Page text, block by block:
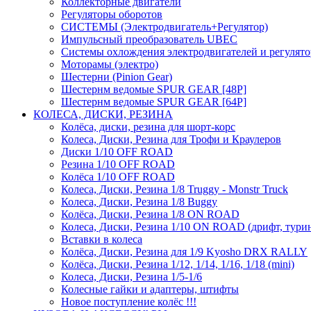
Регуляторы оборотов
СИСТЕМЫ (Электродвигатель+Регулятор)
Импульсный преобразователь UBEC
Системы охлождения электродвигателей и
Моторамы (электро)
Шестерни (Pinion Gear)
Шестернм ведомые SPUR GEAR [48P]
Шестернм ведомые SPUR GEAR [64P]
КОЛЕСА, ДИСКИ, РЕЗИНА
Колёса, диски, резина для шорт-корс
Колеса, Диски, Резина для Трофи и Краулеров
Диски 1/10 OFF ROAD
Резина 1/10 OFF ROAD
Колёса 1/10 OFF ROAD
Колеса, Диски, Резина 1/8 Truggy - Monstr Truck
Колеса, Диски, Резина 1/8 Buggy
Колёса, Диски, Резина 1/8 ON ROAD
Колеса, Диски, Резина 1/10 ON ROAD (дрифт,
Вставки в колеса
Колёса, Диски, Резина для 1/9 Kyosho DRX RALLY
Колёса, Диски, Резина 1/12, 1/14, 1/16, 1/18 (mini)
Колеса, Диски, Резина 1/5-1/6
Колесные гайки и адаптеры, штифты
Новое поступление колёс !!!